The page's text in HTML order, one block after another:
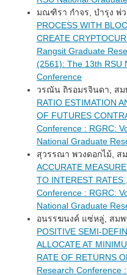
มณฑิรา กำจร, บำรุง พ่ว
PROCESS WITH
CREATE
Rangsit Graduate
(2561): The 13th RSU
Conference
วรณัน ถิรอมรจินดา, สม
RATIO ESTIMATION
OF FUTURES
Conference : RGRC:
National Graduate
สุวรรณา พวงดอกไม้, ส
ACCURATE
TO INTEREST RATES
Conference : RGRC:
National Graduate
อนรรฆนงค์ แซ่หลู่, สมพ
POSITIVE SEMI-
ALLOCATE AT
RATE OF RETURNS
Research Conference